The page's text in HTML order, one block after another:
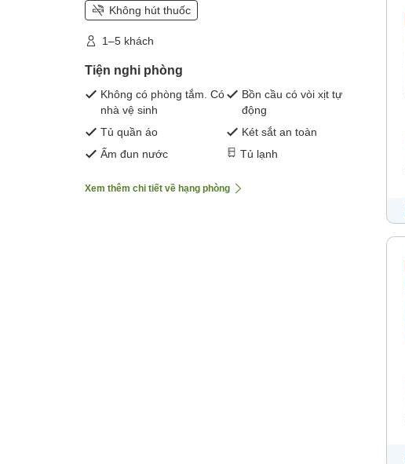
Không hút thuốc
1–5 khách
Tiện nghi phòng
Không có phòng tắm. Có
nhà vệ sinh
Bồn cầu có vòi xịt tự
động
Tủ quần áo
Két sắt an toàn
Ấm đun nước
Tủ lạnh
Xem thêm chi tiết về hạng phòng